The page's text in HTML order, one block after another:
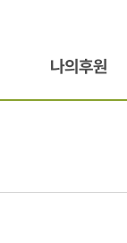
나의후원